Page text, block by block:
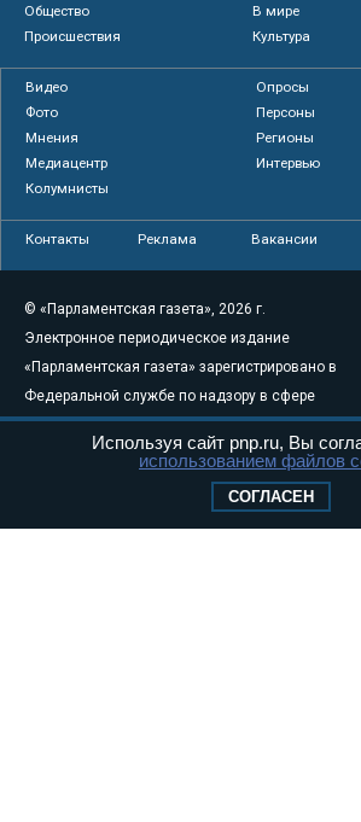
Общество
В мире
Происшествия
Культура
Видео
Опросы
Фото
Персоны
Мнения
Регионы
Медиацентр
Интервью
Колумнисты
Контакты Реклама Вакансии
© «Парламентская газета», 2026 г.
Электронное периодическое издание
«Парламентская газета» зарегистрировано в
Федеральной службе по надзору в сфере
связи, информационных технологий и
массовых коммуникаций (Роскомнадзор) 05
Свидетельство о регистрации Эл № ФС77-
Используя сайт pnp.ru, Вы
использованием файлов
СОГЛАСЕН